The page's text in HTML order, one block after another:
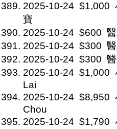
2025-10-24 $1,000
寶
2025-10-24 $600
2025-10-24 $300
2025-10-24 $300
2025-10-24 $1,000
Lai
2025-10-24 $8,950
Chou
2025-10-24 $1,790